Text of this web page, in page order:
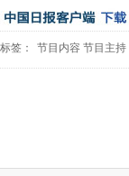
标签： 节目内容 节目主持